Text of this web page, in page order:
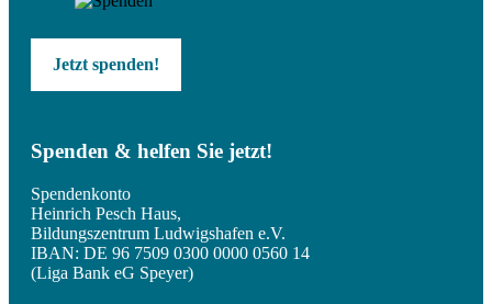
Jetzt spenden!
Spenden & helfen Sie jetzt!
Spendenkonto
Heinrich Pesch Haus,
Bildungszentrum Ludwigshafen e.V.
IBAN: DE 96 7509 0300 0000 0560 14
(Liga Bank eG Speyer)